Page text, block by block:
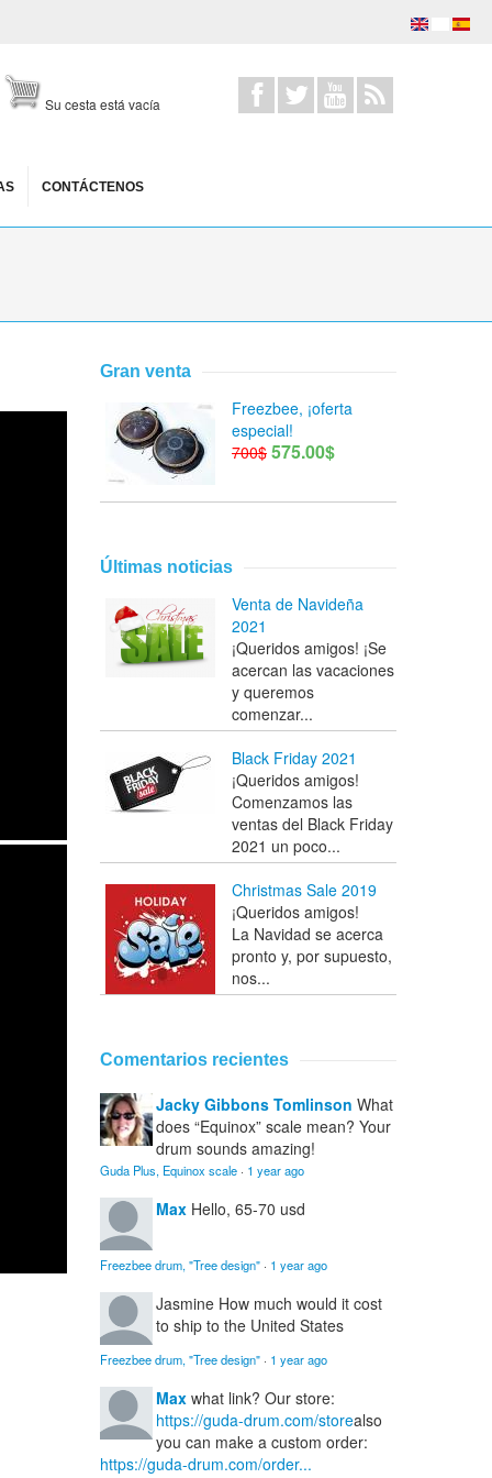
Su cesta está vacía
CONTÁCTENOS
Gran venta
Freezbee, ¡oferta
especial!
700$ 575.00$
Últimas noticias
Venta de Navideña
2021
¡Queridos amigos! ¡Se
acercan las vacaciones
y queremos
comenzar...
Black Friday 2021
¡Queridos amigos!
Comenzamos las
ventas del Black Friday
2021 un poco...
Christmas Sale 2019
¡Queridos amigos!
La Navidad se acerca
pronto y, por supuesto,
nos...
Comentarios recientes
Jacky Gibbons Tomlinson What
does “Equinox” scale mean? Your
drum sounds amazing!
Guda Plus, Equinox scale · 1 year ago
Max Hello, 65-70 usd
Freezbee drum, "Tree design" · 1 year ago
Jasmine How much would it cost
to ship to the United States
Freezbee drum, "Tree design" · 1 year ago
Max what link? Our store:
https://guda-drum.com/storealso
you can make a custom order:
https://guda-drum.com/order...